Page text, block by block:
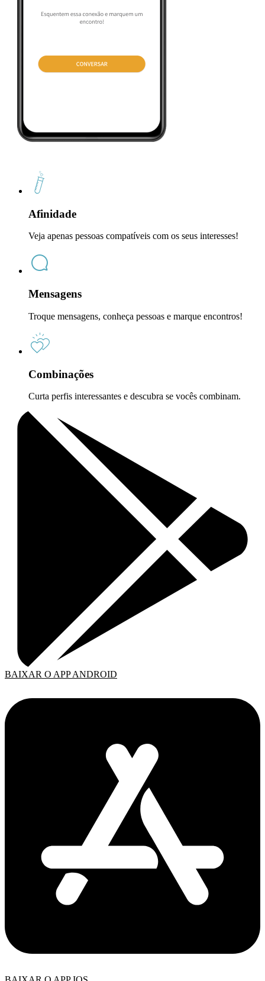
Afinidade
Veja apenas pessoas compatíveis com os seus interesses!
Mensagens
Troque mensagens, conheça pessoas e marque encontros!
Combinações
Curta perfis interessantes e descubra se vocês combinam.
BAIXAR O APP ANDROID